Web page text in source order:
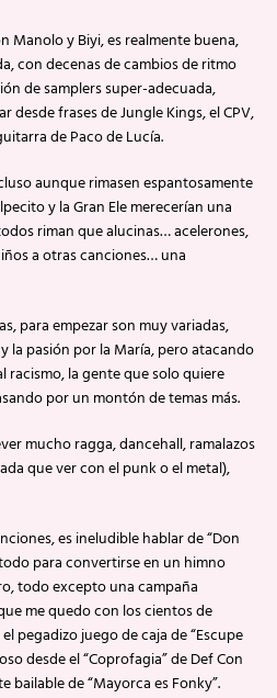
Manolo y Biyi, es realmente buena,
con decenas de cambios de ritmo
de samplers super-adecuada,
frases de Jungle Kings, el CPV,
de Paco de Lucía.
aunque rimasen espantosamente
y la Gran Ele merecerían una
riman que alucinas… acelerones,
a otras canciones… una
para empezar son muy variadas,
la pasión por la María, pero atacando
racismo, la gente que solo quiere
por un montón de temas más.
mucho ragga, dancehall, ramalazos
que ver con el punk o el metal),
es ineludible hablar de “Don
para convertirse en un himno
todo excepto una campaña
me quedo con los cientos de
pegadizo juego de caja de “Escupe
desde el “Coprofagia” de Def Con
bailable de “Mayorca es Fonky”.